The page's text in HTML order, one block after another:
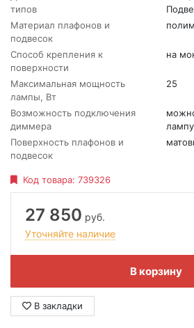
типов
Материал плафонов и
подвесок
Способ крепления к
поверхности
на
Максимальная мощность
лампы, Вт
25
Возможность подключения
диммера
Поверхность плафонов и
подвесок
Код товара: 739326
27 850 руб.
Уточняйте наличие
В корзину
В закладки